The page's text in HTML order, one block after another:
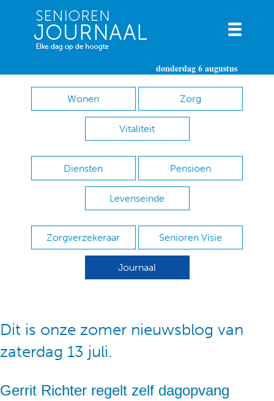
donderdag 6 augustus
Wonen Zorg
Vitaliteit
Diensten Pensioen
Levenseinde
Zorgverzekeraar Senioren Visie
Journaal
Dit is onze zomer nieuwsblog van
zaterdag 13 juli.
Gerrit Richter regelt zelf dagopvang